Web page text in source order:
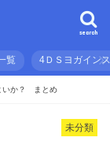
search
覧 4ＤＳヨガイン
いか？ まとめ
未分類